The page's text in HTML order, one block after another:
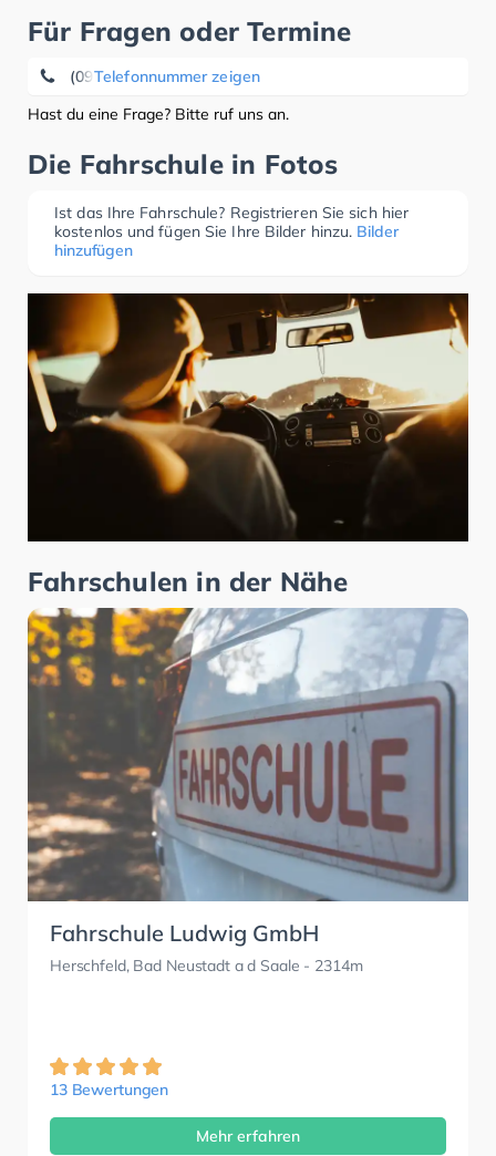
Für Fragen oder Termine
Telefonnummer zeigen
(09771) 99 58 58
Hast du eine Frage? Bitte ruf uns an.
Die Fahrschule in Fotos
Ist das Ihre Fahrschule? Registrieren Sie sich hier
kostenlos und fügen Sie Ihre Bilder hinzu. Bilder
hinzufügen
Fahrschulen in der Nähe
Fahrschule Ludwig GmbH
Herschfeld, Bad Neustadt a d Saale - 2314m
13 Bewertungen
Mehr erfahren